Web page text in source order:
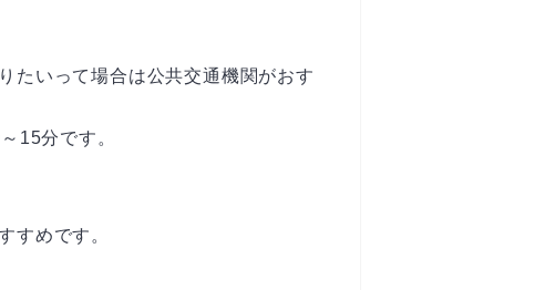
たいって場合は公共交通機関がおす
15分です。
すめです。